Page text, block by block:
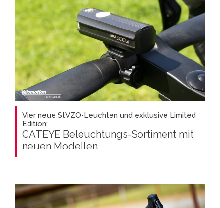
Vier neue StVZO-Leuchten und exklusive Limited
Edition:
CATEYE Beleuchtungs-Sortiment mit
neuen Modellen